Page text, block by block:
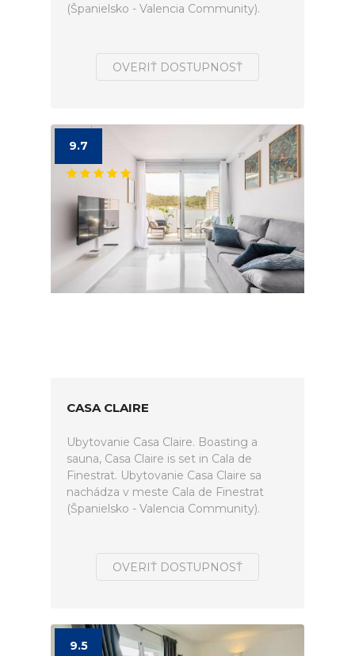
(Španielsko - Valencia Community).
OVERIŤ DOSTUPNOSŤ
9.7
CASA CLAIRE
Ubytovanie Casa Claire. Boasting a
sauna, Casa Claire is set in Cala de
Finestrat. Ubytovanie Casa Claire sa
nachádza v meste Cala de Finestrat
(Španielsko - Valencia Community).
OVERIŤ DOSTUPNOSŤ
9.5